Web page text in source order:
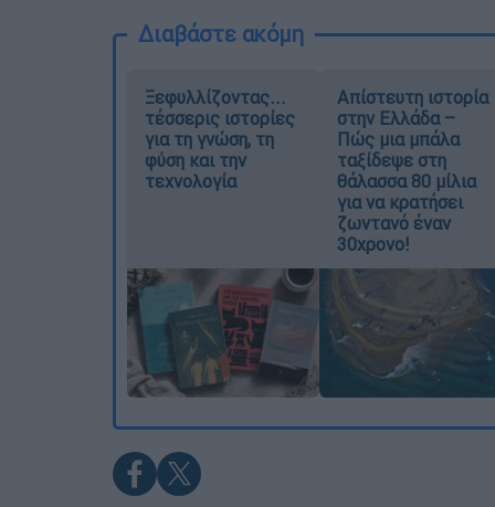
Διαβάστε ακόμη
Ξεφυλλίζοντας...
τέσσερις ιστορίες
για τη γνώση, τη
φύση και την
τεχνολογία
Απίστευτη ιστορία
στην Ελλάδα –
Πώς μια μπάλα
ταξίδεψε στη
θάλασσα 80 μίλια
για να κρατήσει
ζωντανό έναν
30χρονο!